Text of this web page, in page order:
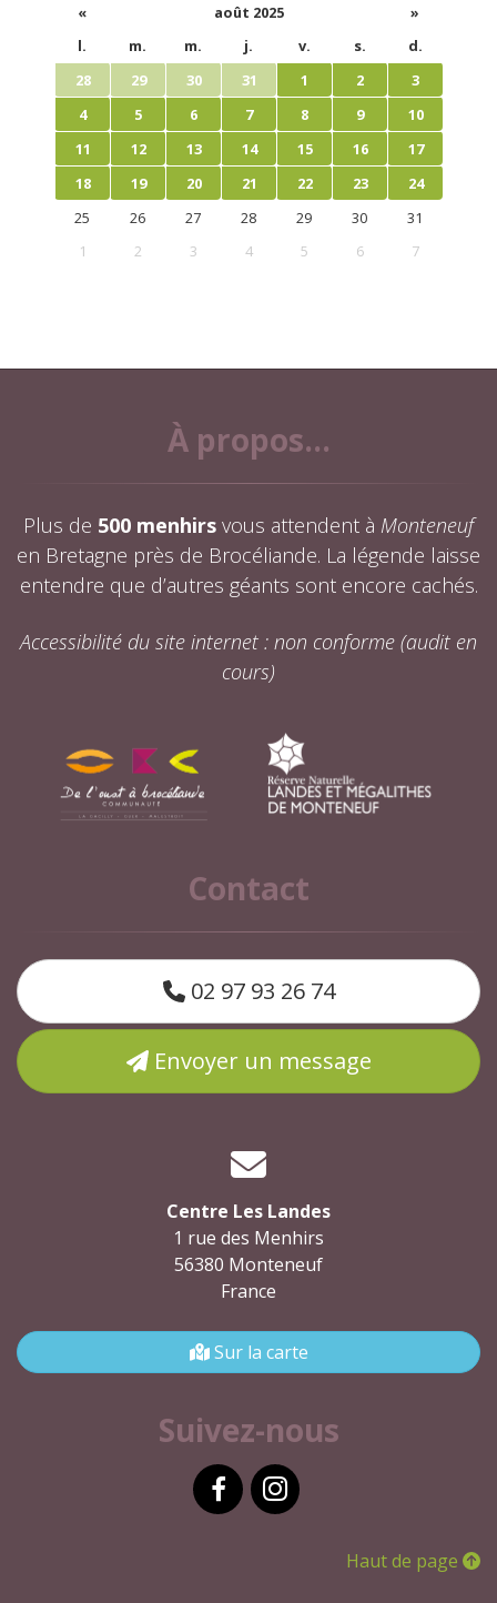
« août 2025
»
l.
m. m. j. v. s.
d.
28
29 30 31 1 2
3
4
5 6 7 8 9
10
11
12 13 14 15 16
17
18
19 20 21 22 23
24
25
26 27 28 29 30
31
1
2 3 4 5 6 7
À propos...
Plus de 500 menhirs vous attendent à Monteneuf
en Bretagne près de Brocéliande. La légende laisse
entendre que d’autres géants sont encore cachés.
Accessibilité du site internet : non conforme (audit en
cours)
Contact
02 97 93 26 74
Envoyer un message
Centre Les Landes
1 rue des Menhirs
56380 Monteneuf
France
Sur la carte
Suivez-nous
Haut de page